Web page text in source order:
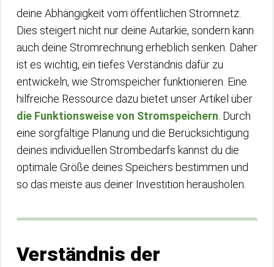
deine Abhängigkeit vom öffentlichen Stromnetz.
Dies steigert nicht nur deine Autarkie, sondern kann
auch deine Stromrechnung erheblich senken. Daher
ist es wichtig, ein tiefes Verständnis dafür zu
entwickeln, wie Stromspeicher funktionieren. Eine
hilfreiche Ressource dazu bietet unser Artikel über
die Funktionsweise von Stromspeichern . Durch
eine sorgfältige Planung und die Berücksichtigung
deines individuellen Strombedarfs kannst du die
optimale Größe deines Speichers bestimmen und
so das meiste aus deiner Investition herausholen.
Verständnis der